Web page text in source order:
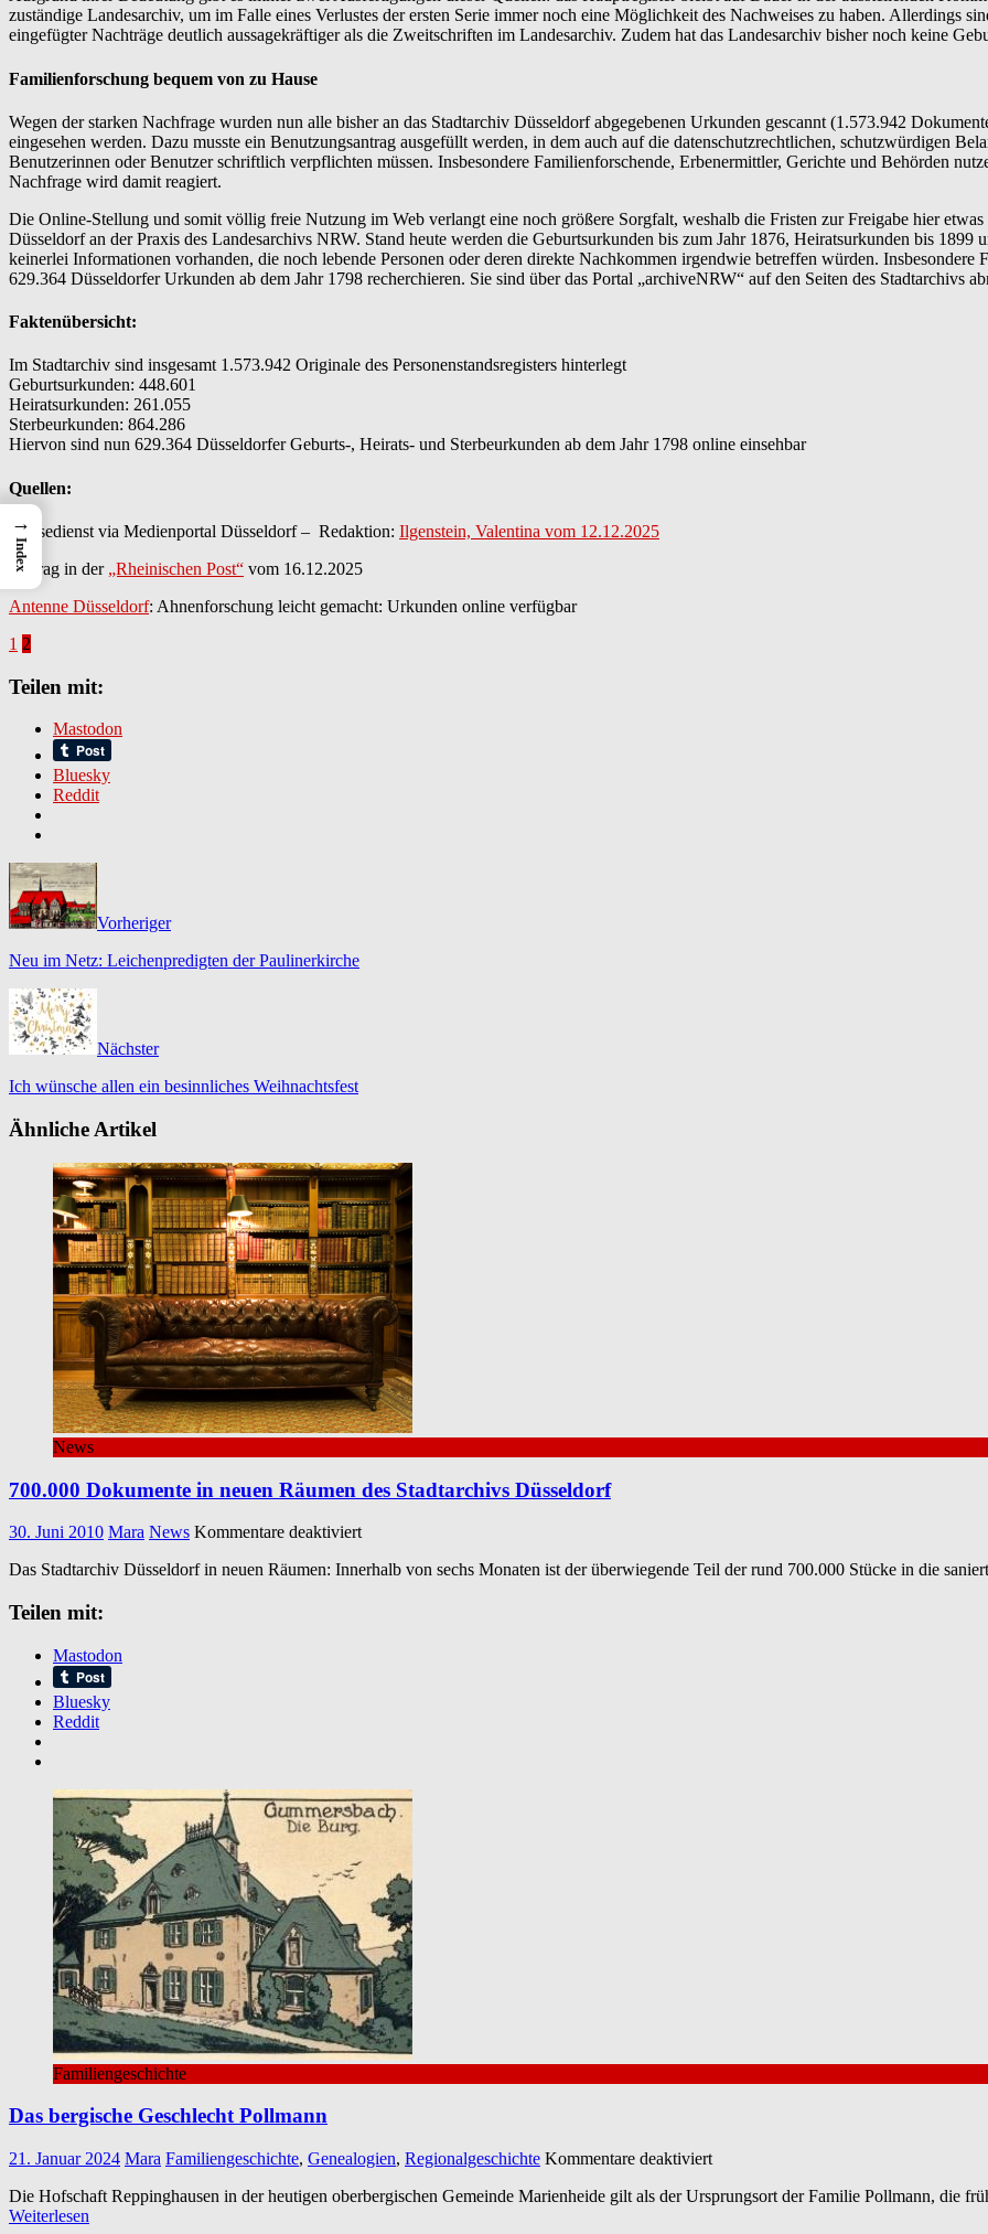
zuständige Landesarchiv, um im Falle eines Verlustes der ersten Serie immer noch eine Möglichkeit des Nachweises zu haben. Allerdings
eingefügter Nachträge deutlich aussagekräftiger als die Zweitschriften im Landesarchiv. Zudem hat das Landesarchiv bisher noch keine
Familienforschung bequem von zu Hause
Wegen der starken Nachfrage wurden nun alle bisher an das Stadtarchiv Düsseldorf abgegebenen Urkunden gescannt (1.573.942
eingesehen werden. Dazu musste ein Benutzungsantrag ausgefüllt werden, in dem auch auf die datenschutzrechtlichen, schutzwürdigen
Benutzerinnen oder Benutzer schriftlich verpflichten müssen. Insbesondere Familienforschende, Erbenermittler, Gerichte und Behörden
Nachfrage wird damit reagiert.
Die Online-Stellung und somit völlig freie Nutzung im Web verlangt eine noch größere Sorgfalt, weshalb die Fristen zur Freigabe hier
Düsseldorf an der Praxis des Landesarchivs NRW. Stand heute werden die Geburtsurkunden bis zum Jahr 1876, Heiratsurkunden bis
keinerlei Informationen vorhanden, die noch lebende Personen oder deren direkte Nachkommen irgendwie betreffen würden.
629.364 Düsseldorfer Urkunden ab dem Jahr 1798 recherchieren. Sie sind über das Portal „archiveNRW“ auf den Seiten des Stadtarchivs
Faktenübersicht:
Im Stadtarchiv sind insgesamt 1.573.942 Originale des Personenstandsregisters hinterlegt
Geburtsurkunden: 448.601
Heiratsurkunden: 261.055
Sterbeurkunden: 864.286
Hiervon sind nun 629.364 Düsseldorfer Geburts-, Heirats- und Sterbeurkunden ab dem Jahr 1798 online einsehbar
Quellen:
Pressedienst via Medienportal Düsseldorf – Redaktion: Ilgenstein, Valentina vom 12.12.2025
Beitrag in der „Rheinischen Post“ vom 16.12.2025
Antenne Düsseldorf: Ahnenforschung leicht gemacht: Urkunden online verfügbar
1 2
Teilen mit:
Mastodon
Bluesky
Reddit
Vorheriger
Neu im Netz: Leichenpredigten der Paulinerkirche
Nächster
Ich wünsche allen ein besinnliches Weihnachtsfest
Ähnliche Artikel
News
700.000 Dokumente in neuen Räumen des Stadtarchivs Düsseldorf
30. Juni 2010 Mara News Kommentare deaktiviertfür
Dokumente
Das Stadtarchiv Düsseldorf in neuen Räumen: Innerhalb von sechs Monaten ist der überwiegende Teil der rund 700.000 Stücke in die
Teilen mit:
Mastodon
Bluesky
Reddit
Familiengeschichte
Das bergische Geschlecht Pollmann
21. Januar 2024 Mara Familiengeschichte, Genealogien, Regionalgeschichte Kommentare deaktiviertfür
bergische
Die Hofschaft Reppinghausen in der heutigen oberbergischen Gemeinde Marienheide gilt als der Ursprungsort der Familie Pollmann, die
Weiterlesen
→
Index